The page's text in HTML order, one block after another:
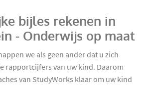
bijles rekenen in
- Onderwijs op maat
we als geen ander dat u zich
rapportcijfers van uw kind. Daarom
van StudyWorks klaar om uw kind